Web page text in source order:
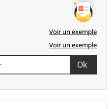
Voir un exemple
Voir un exemple